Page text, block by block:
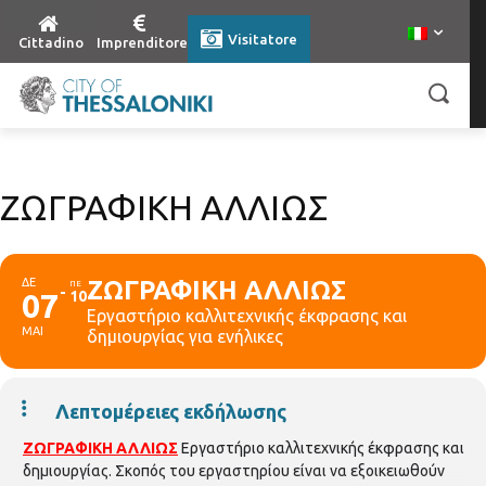
Cittadino Imprenditore Visitatore
ZΩΓΡΑΦΙΚΗ ΑΛΛΙΩΣ
ΔΕ
07
ΜΑΙ
ΠΕ
10ZΩΓΡΑΦΙΚΗ ΑΛΛΙΩΣ
Εργαστήριο καλλιτεχνικής έκφρασης και
δημιουργίας για ενήλικες
Λεπτομέρειες εκδήλωσης
ZΩΓΡΑΦΙΚΗ ΑΛΛΙΩΣ Εργαστήριο καλλιτεχνικής έκφρασης και
δημιουργίας. Σκοπός του εργαστηρίου είναι να εξοικειωθούν